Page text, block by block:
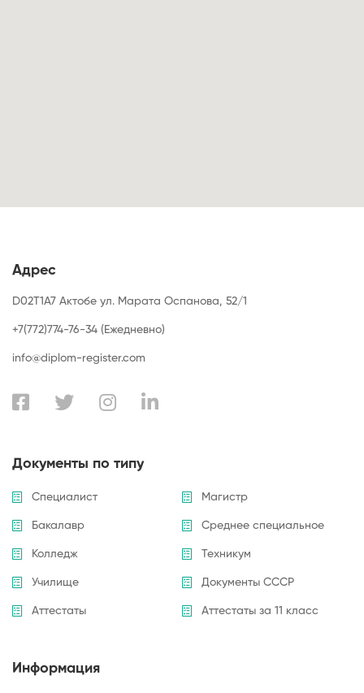
Адрес
D02T1A7 Актобе ул. Марата Оспанова, 52/1
+7(772)774-76-34 (Ежедневно)
info@diplom-register.com
Документы по типу
Специалист Магистр
Бакалавр Среднее специальное
Колледж Техникум
Училище Документы СССР
Аттестаты Аттестаты за 11 класс
Информация